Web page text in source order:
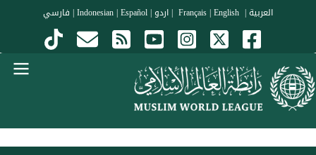
تجاوز إلى المحتوى الرئيسي
العربية|
|English
| اردو|
Indonesian |Español
| فارسي